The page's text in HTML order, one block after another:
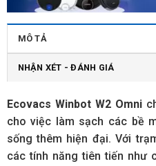
MÔ TẢ
NHẬN XÉT - ĐÁNH GIÁ
Ecovacs Winbot W2 Omni
cho việc làm sạch các bề
sống thêm hiện đại. Với
các tính năng tiên tiến như